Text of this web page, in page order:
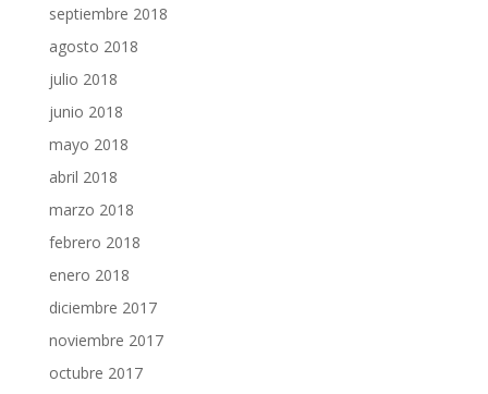
septiembre 2018
agosto 2018
julio 2018
junio 2018
mayo 2018
abril 2018
marzo 2018
febrero 2018
enero 2018
diciembre 2017
noviembre 2017
octubre 2017